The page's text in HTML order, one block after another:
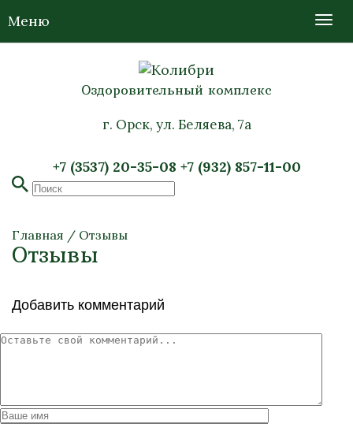
Оздоровительный комплекс
г. Орск, ул. Беляева, 7а
+7 (3537) 20-35-08 +7 (932) 857-11-00
Меню
Главная / Отзывы
Отзывы
Добавить комментарий